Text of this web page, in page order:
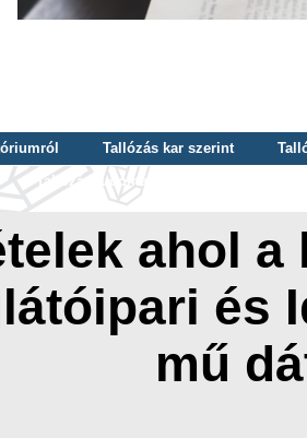
Tallózás kar szerint
Tallózás tudományterület szerint
ahol
és
mű